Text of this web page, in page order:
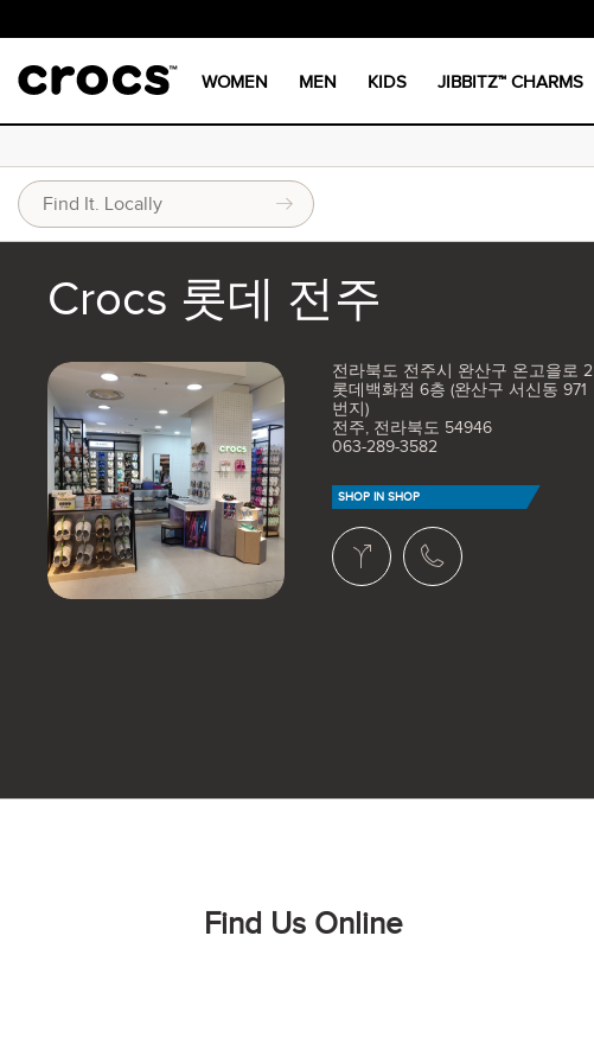
WOMEN MEN KIDS JIBBITZ™ CHARMS
Crocs 롯데 전주
전라북도 전주시 완산구 온고을로 2
롯데백화점 6층 (완산구 서신동 971
번지)
전주, 전라북도 54946
063-289-3582
SHOP IN SHOP
Find Us Online